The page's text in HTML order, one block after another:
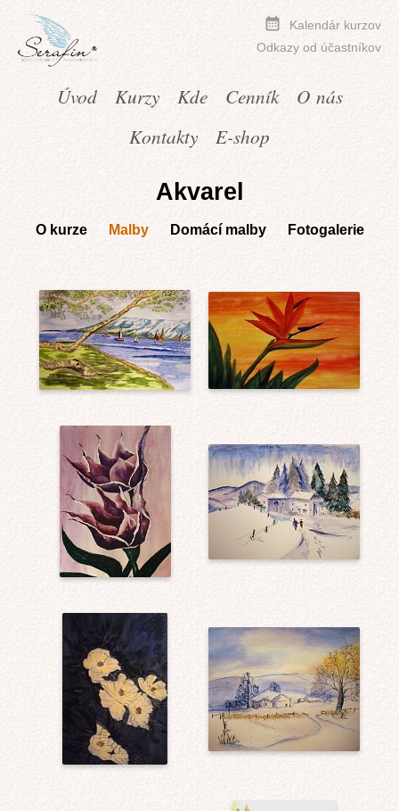
Kalendár kurzov
Odkazy od účastníkov
Úvod Kurzy Kde Cenník
O nás
Kontakty
E-shop
Akvarel
O kurze Malby Domácí malby Fotogalerie